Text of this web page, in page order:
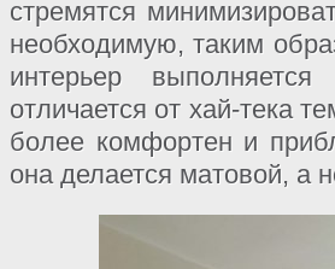
стремятся
необходимую, таким
интерьер
отличается от хай-тека
более комфортен и
она делается матовой, а